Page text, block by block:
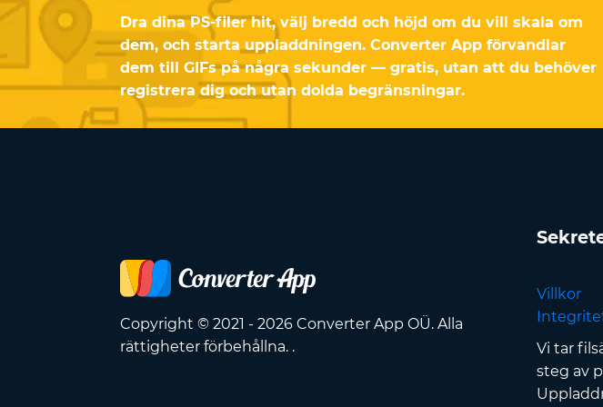
Dra dina PS-filer hit, välj bredd och höjd om du vill skala om
dem, och starta uppladdningen. Converter App förvandlar
dem till GIFs på några sekunder — gratis, utan att du behöver
registrera dig och utan dolda begränsningar.
Copyright © 2021 - 2026 Converter App OÜ. Alla
rättigheter förbehållna. .
Villkor
Vi tar
steg av